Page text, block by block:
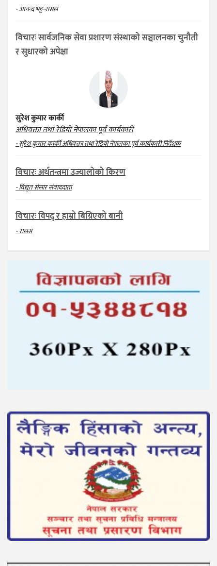
- आनन्द भट्ट-रासस
विचारः सार्वजनिक सेवा प्रशारण संस्थाको सञ्चालनका चुनौती
र सुधारको अपेक्षा
सुरेश कुमार कार्की
अधिवक्ता तथा रेडियो नेपालका पूर्व कार्यकारी
- सुरेश कुमार कार्की अधिवक्ता तथा रेडियो नेपालका पूर्व कार्यकारी निर्देशक
विचारः अर्थतन्त्रमा उज्यालोको किरण
- विद्युत संसार संवाददाता
विचारः विपद् र हाम्रो बिग्रिएको बानी
- रासस